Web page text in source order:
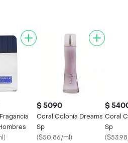
)
$ 5090
Coral Colonia Dreams
Sp
($50.86/ml)
$
Coral
Sp
(